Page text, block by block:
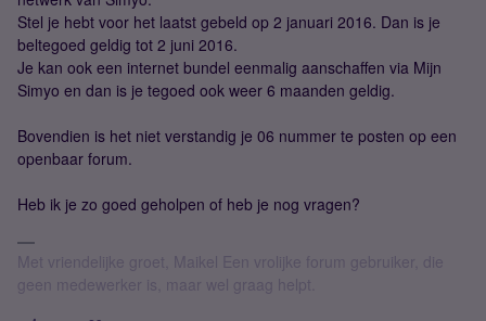
Stel je hebt voor het laatst gebeld op 2 januari 2016. Dan is je
beltegoed geldig tot 2 juni 2016.
Je kan ook een internet bundel eenmalig aanschaffen via Mijn
Simyo en dan is je tegoed ook weer 6 maanden geldig.
Bovendien is het niet verstandig je 06 nummer te posten op een
openbaar forum.
Heb ik je zo goed geholpen of heb je nog vragen?
Met vriendelijke groet, Maikel Een vrolijke forum gebruiker, die
geen medewerker is, maar wel graag helpt.